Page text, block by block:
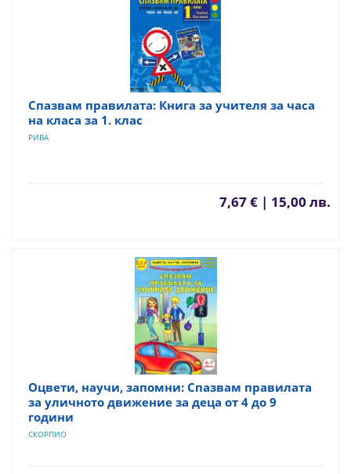
Спазвам правилата: Книга за учителя за часа
на класа за 1. клас
РИВА
7,67 € | 15,00 лв.
Оцвети, научи, запомни: Спазвам правилата
за уличното движение за деца от 4 до 9
години
СКОРПИО